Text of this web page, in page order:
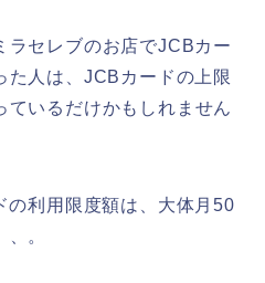
ラセレブのお店でJCBカー
た人は、JCBカードの上限
ているだけかもしれません
の利用限度額は、大体月50
。